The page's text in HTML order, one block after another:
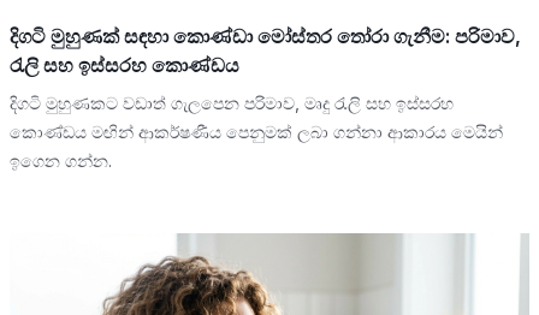
දිගටි මුහුණක් සඳහා කොණ්ඩා මෝස්තර තෝරා ගැනීම: පරිමාව,
රැලි සහ ඉස්සරහ කොණ්ඩය
දිගටි මුහුණකට වඩාත් ගැලපෙන පරිමාව, මෘදු රැලි සහ ඉස්සරහ
කොණ්ඩය මඟින් ආකර්ෂණීය පෙනුමක් ලබා ගන්නා ආකාරය මෙයින්
ඉගෙන ගන්න.